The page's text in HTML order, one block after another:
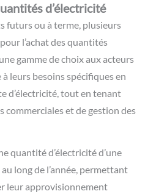
d’électricité
futurs ou à terme, plusieurs
l’achat des quantités
gamme de choix aux acteurs
leurs besoins spécifiques en
d’électricité, tout en tenant
commerciales et de gestion des
quantité d’électricité d’une
long de l’année, permettant
leur approvisionnement